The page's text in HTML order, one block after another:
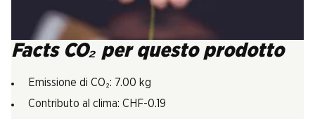
Facts CO₂ per questo prodotto
Emissione di CO₂: 7.00 kg
Contributo al clima: CHF-0.19